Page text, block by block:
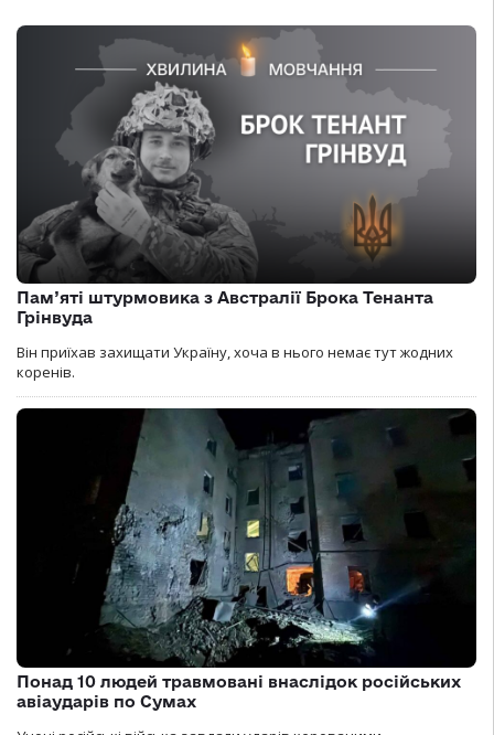
Пам’яті штурмовика з Австралії Брока Тенанта
Грінвуда
Він приїхав захищати Україну, хоча в нього немає тут жодних
коренів.
Понад 10 людей травмовані внаслідок російських
авіаударів по Сумах